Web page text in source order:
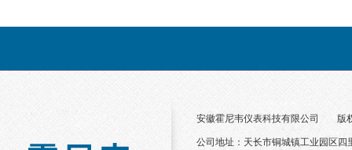
安徽霍尼韦仪表科技有限公司 版
公司地址：天长市铜城镇工业园区四